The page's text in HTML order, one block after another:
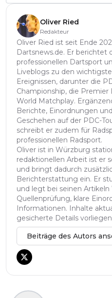
Oliver Ried
Redakteur
Oliver Ried ist seit Ende
Dartsnews.de. Er berichtet
professionellen Dartsport
Liveblogs zu den
Ereignissen, darunter die
Championship, die
World Matchplay.
Berichte, Einordnungen
Geschehen auf der PDC-
schreibt er zudem für
professionellen Radsport.
Oliver ist in Würzburg
redaktionellen Arbeit ist er
und bringt dadurch
Berichterstattung ein. Er
und legt bei seinen
Quellenprüfung, klare
Informationen. Inhalte
gesicherte Details
Beiträge des Autors